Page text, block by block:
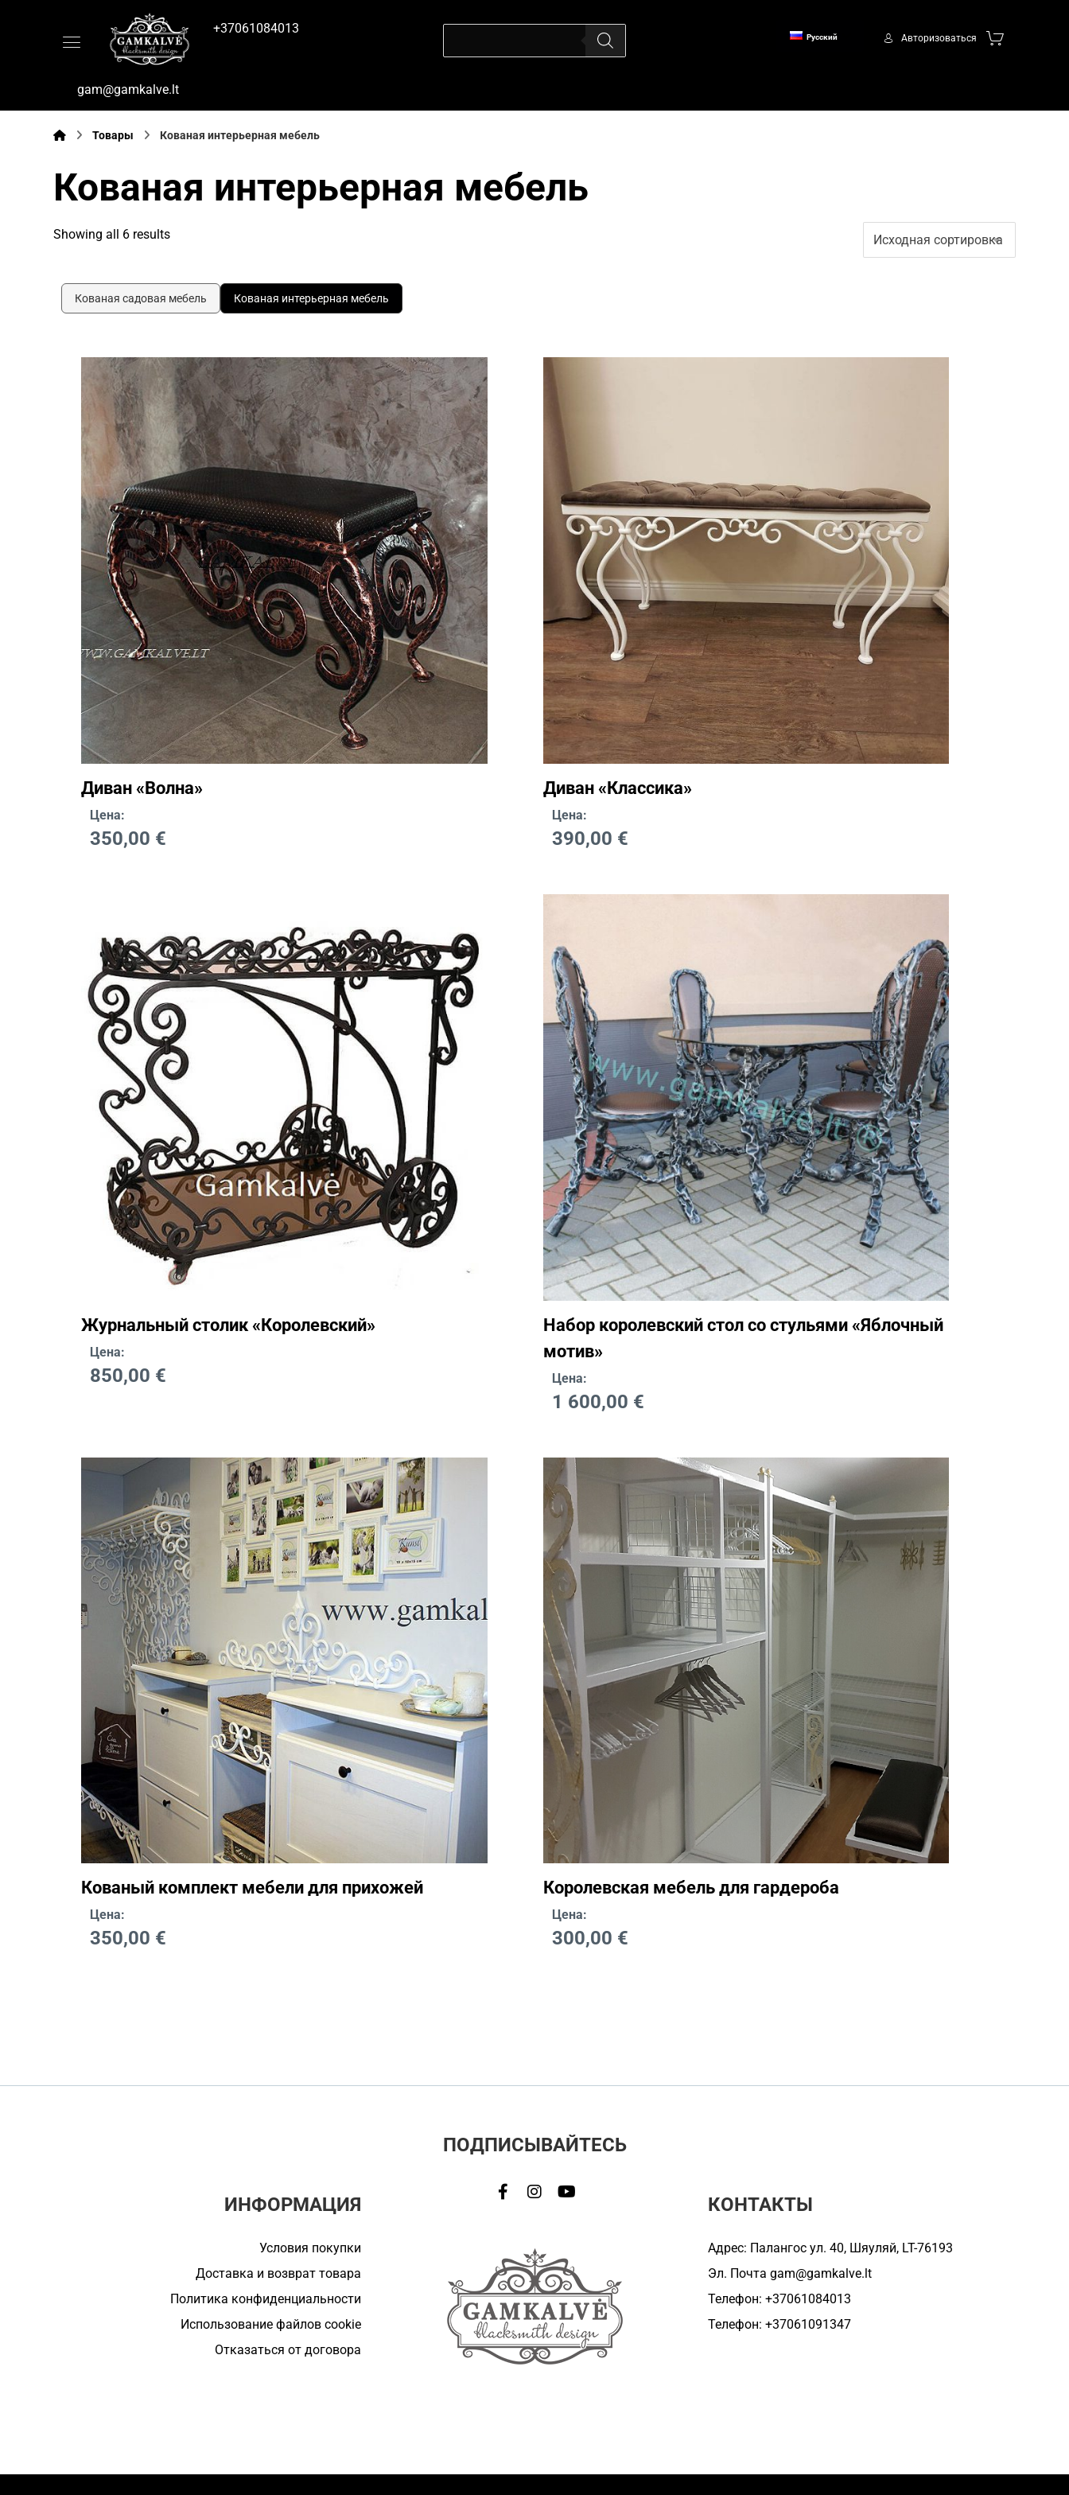
+37061084013
gam@gamkalve.lt
Авторизоваться
Русский
Товары Кованая интерьерная мебель
Кованая интерьерная мебель
Showing all 6 results
Кованая садовая мебель Кованая интерьерная мебель
Диван «Волна»
Цена:
350,00 €
Диван «Классика»
Цена:
390,00 €
Журнальный столик «Королевский»
Цена:
850,00 €
Набор королевский стол со стульями «Яблочный
мотив»
Цена:
1 600,00 €
Кованый комплект мебели для прихожей
Цена:
350,00 €
Королевская мебель для гардероба
Цена:
300,00 €
ИНФОРМАЦИЯ
Условия покупки
Доставка и возврат товара
Политика конфиденциальности
Использование файлов cookie
Отказаться от договора
ПОДПИСЫВАЙТЕСЬ
КОНТАКТЫ
Адрес: Палангос ул. 40, Шяуляй, LT-76193
Эл. Почтаgam@gamkalve.lt
Телефон: +37061084013
Телефон: +37061091347